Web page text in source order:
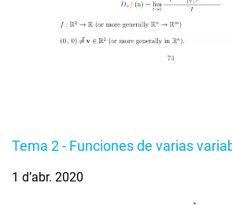
Tema 2 - Funciones de varias
1 d’abr. 2020